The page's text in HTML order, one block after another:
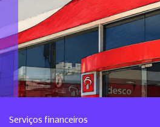
Serviços financeiros